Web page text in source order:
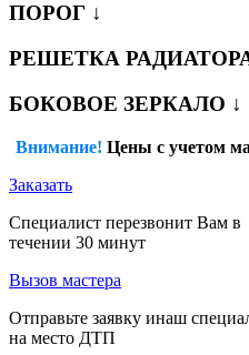
ПОРОГ ↓
РЕШЕТКА
БОКОВОЕ ЗЕРКАЛО ↓
Внимание! Цены с учетом
Заказать
Специалист перезвонит Вам в
течении 30 минут
Вызов мастера
Отправьте заявку инаш
на место ДТП